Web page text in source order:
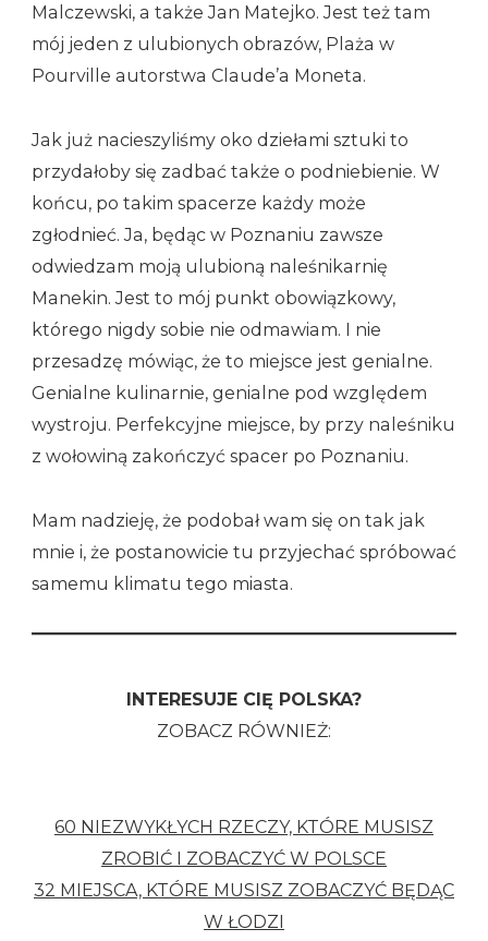
Malczewski, a także Jan Matejko. Jest też tam
mój jeden z ulubionych obrazów, Plaża w
Pourville autorstwa Claude’a Moneta.
Jak już nacieszyliśmy oko dziełami sztuki to
przydałoby się zadbać także o podniebienie. W
końcu, po takim spacerze każdy może
zgłodnieć. Ja, będąc w Poznaniu zawsze
odwiedzam moją ulubioną naleśnikarnię
Manekin. Jest to mój punkt obowiązkowy,
którego nigdy sobie nie odmawiam. I nie
przesadzę mówiąc, że to miejsce jest genialne.
Genialne kulinarnie, genialne pod względem
wystroju. Perfekcyjne miejsce, by przy naleśniku
z wołowiną zakończyć spacer po Poznaniu.
Mam nadzieję, że podobał wam się on tak jak
mnie i, że postanowicie tu przyjechać spróbować
samemu klimatu tego miasta.
INTERESUJE CIĘ POLSKA?
ZOBACZ RÓWNIEŻ:
60 NIEZWYKŁYCH RZECZY, KTÓRE MUSISZ
ZROBIĆ I ZOBACZYĆ W POLSCE
32 MIEJSCA, KTÓRE MUSISZ ZOBACZYĆ BĘDĄC
W ŁODZI